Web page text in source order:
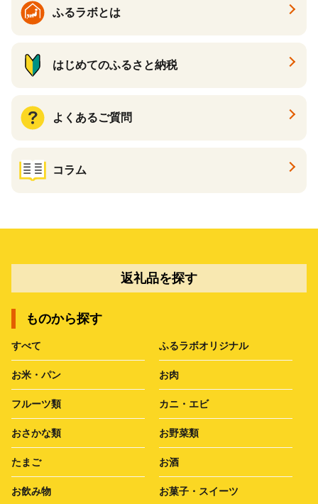
ふるラボとは
はじめてのふるさと納税
よくあるご質問
コラム
返礼品を探す
ものから探す
すべて ふるラボオリジナル
お米・パン お肉
フルーツ類 カニ・エビ
おさかな類 お野菜類
たまご お酒
お飲み物 お菓子・スイーツ